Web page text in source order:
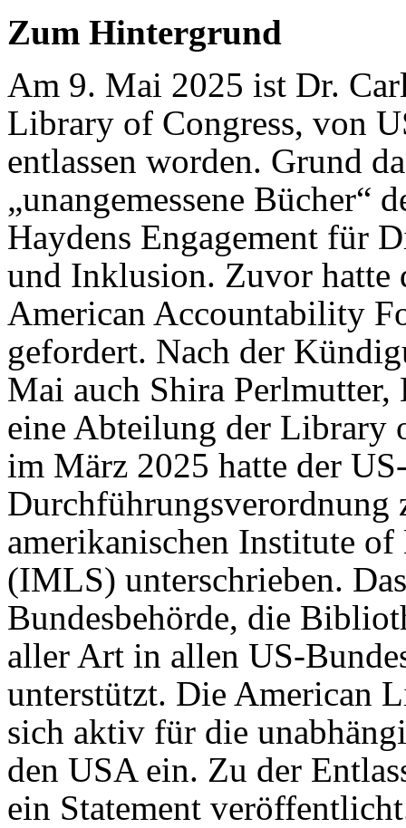
Zum Hintergrund
Am 9. Mai 2025 ist Dr.
Library of Congress, von
entlassen worden. Grund
„unangemessene Bücher“
Haydens Engagement für
und Inklusion. Zuvor hatte
American Accountability
gefordert. Nach der
Mai auch Shira
eine Abteilung der Library
im März 2025 hatte der
Durchführungsverordnung
amerikanischen Institute
(IMLS) unterschrieben.
Bundesbehörde, die
aller Art in allen US-
unterstützt. Die American
sich aktiv für die
den USA ein. Zu der
ein Statement